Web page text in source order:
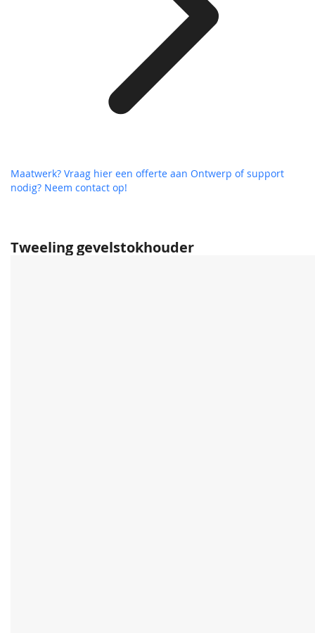
Tweeling gevelstokhouder
Maatwerk? Vraag hier een offerte aan Ontwerp of support
nodig? Neem contact op!